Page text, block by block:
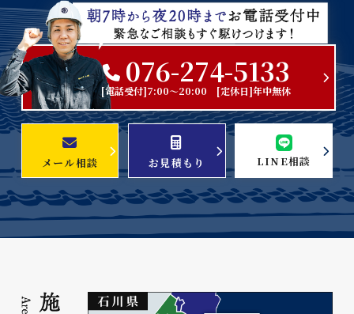
076-274-5133
[電話受付]7:00～20:00 [定休日]年中無休
メール相談 お見積もり LINE相談